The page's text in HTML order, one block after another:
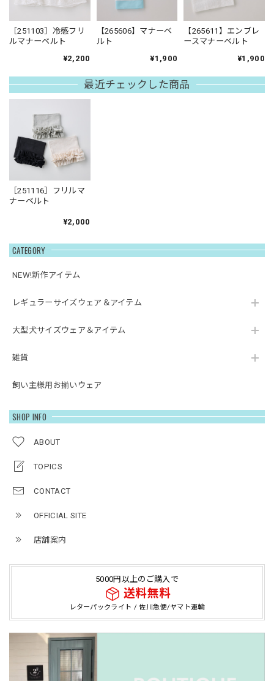
CATEGORY
NEW!新作アイテム
レギュラーサイズウェア＆アイテム
大型犬サイズウェア＆アイテム
雑貨
飼い主様用お揃いウェア
SHOP INFO
ABOUT
TOPICS
CONTACT
OFFICIAL SITE
店舗案内
5000円以上のご購入で
送料無料
レターパックライト / 佐川急便/ヤマト運輸
［251103］冷感フリ
ルマナーベルト
¥2,200
【265606】マナーベ
ルト
¥1,900
【265611】エンブレ
ースマナーベルト
¥1,900
最近チェックした商品
［251116］フリルマ
ナーベルト
¥2,000